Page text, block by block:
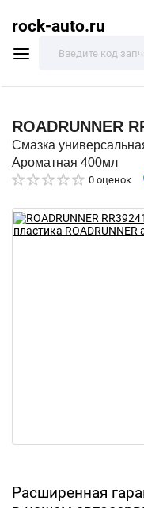
rock-auto.ru
ROADRUNNER
Смазка
Ароматная 400мл
0 оценок
Расширенная